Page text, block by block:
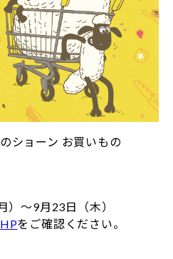
ショーン お買いもの
～9月23日（木）
をご確認ください。